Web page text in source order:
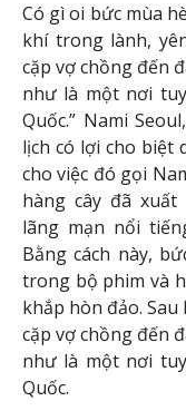
Có gì oi bức mùa
khí trong lành,
cặp vợ chồng đến
như là một nơi
Quốc.” Nami
lịch có lợi cho biệt
cho việc đó gọi
hàng cây đã
lãng mạn nổi
Bằng cách này,
trong bộ phim và
khắp hòn đảo.
cặp vợ chồng đến
như là một nơi
Quốc.